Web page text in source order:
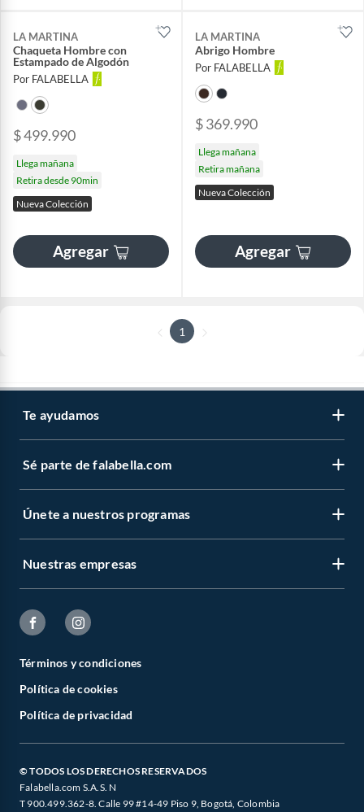
LA MARTINA
Chaqueta Hombre con
Estampado de Algodón
Por FALABELLA
$ 499.990
Llega mañana
Retira desde 90min
Nueva Colección
Agregar
LA MARTINA
Abrigo Hombre
Por FALABELLA
$ 369.990
Llega mañana
Retira mañana
Nueva Colección
Agregar
1
Te ayudamos
Sé parte de falabella.com
Únete a nuestros programas
Nuestras empresas
Términos y condiciones
Política de cookies
Política de privacidad
© TODOS LOS DERECHOS RESERVADOS
Falabella.com S.A.S. N
T 900.499.362-8. Calle 99 #14-49 Piso 9, Bogotá, Colombia